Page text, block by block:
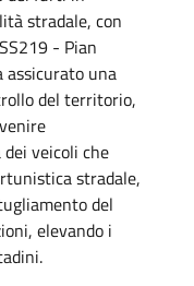
stradale, con
- Pian
assicurato una
del territorio,
veicoli che
stradale,
del
elevando i